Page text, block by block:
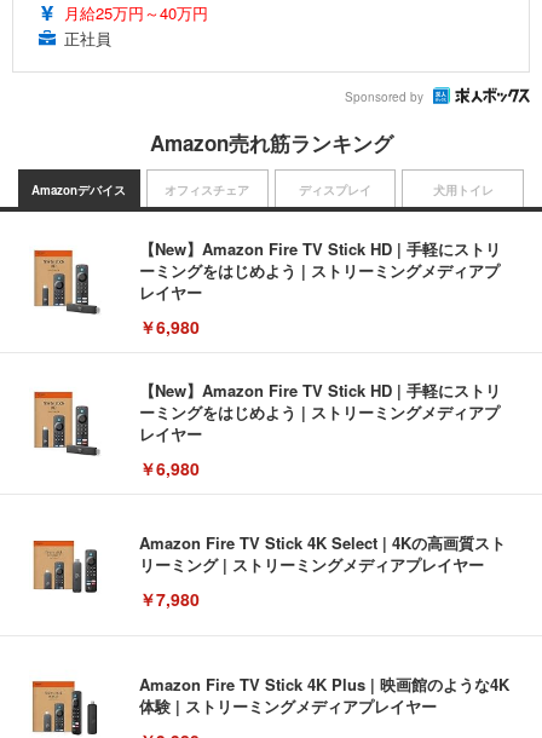
月給25万円～40万円
正社員
Sponsored by
Amazon売れ筋ランキング
Amazonデバイス
【New】Amazon Fire TV Stick HD | 手軽にストリ
ーミングをはじめよう | ストリーミングメディアプ
レイヤー
￥6,980
【New】Amazon Fire TV Stick HD | 手軽にストリ
ーミングをはじめよう | ストリーミングメディアプ
レイヤー
￥6,980
Amazon Fire TV Stick 4K Select | 4Kの高画質スト
リーミング | ストリーミングメディアプレイヤー
￥7,980
Amazon Fire TV Stick 4K Plus | 映画館のような4K
体験 | ストリーミングメディアプレイヤー
オフィスチェア ディスプレイ 犬用トイレ